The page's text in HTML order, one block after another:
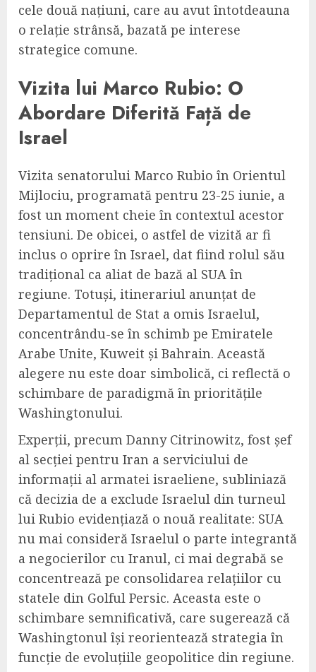
cele două națiuni, care au avut întotdeauna
o relație strânsă, bazată pe interese
strategice comune.
Vizita lui Marco Rubio: O
Abordare Diferită Față de
Israel
Vizita senatorului Marco Rubio în Orientul
Mijlociu, programată pentru 23-25 iunie, a
fost un moment cheie în contextul acestor
tensiuni. De obicei, o astfel de vizită ar fi
inclus o oprire în Israel, dat fiind rolul său
tradițional ca aliat de bază al SUA în
regiune. Totuși, itinerariul anunțat de
Departamentul de Stat a omis Israelul,
concentrându-se în schimb pe Emiratele
Arabe Unite, Kuweit și Bahrain. Această
alegere nu este doar simbolică, ci reflectă o
schimbare de paradigmă în prioritățile
Washingtonului.
Experții, precum Danny Citrinowitz, fost șef
al secției pentru Iran a serviciului de
informații al armatei israeliene, subliniază
că decizia de a exclude Israelul din turneul
lui Rubio evidențiază o nouă realitate: SUA
nu mai consideră Israelul o parte integrantă
a negocierilor cu Iranul, ci mai degrabă se
concentrează pe consolidarea relațiilor cu
statele din Golful Persic. Aceasta este o
schimbare semnificativă, care sugerează că
Washingtonul își reorientează strategia în
funcție de evoluțiile geopolitice din regiune.